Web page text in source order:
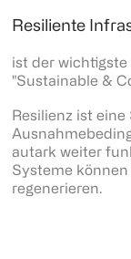
Resiliente
ist der
"Sustainable &
Resilienz ist
autark weiter
Systeme
regenerieren.